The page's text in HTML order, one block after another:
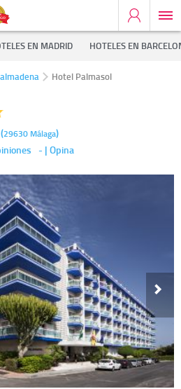
EN MADRID HOTELES EN
Hotel Palmasol
(29630 Málaga)
- | Opina